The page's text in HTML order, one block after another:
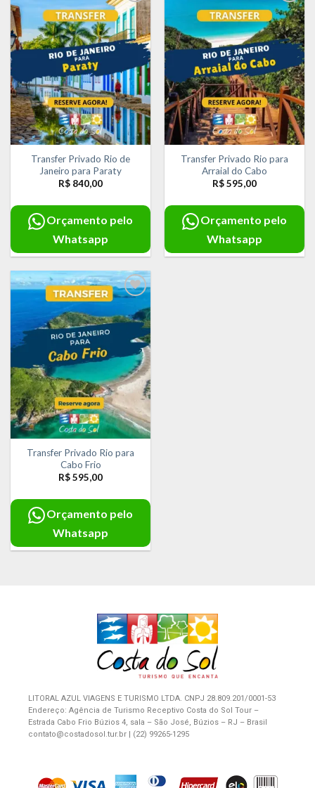
Adicionar
aos meus
Transfer Privado Rio de
Janeiro para Paraty
R$ 840,00
Orçamento pelo
Whatsapp
Adicionar
aos meus
desejos
Transfer Privado Rio para
Arraial do Cabo
R$595,00
Orçamento pelo
Whatsapp
Adicionar
aos meus
desejos
Transfer Privado Rio para
Cabo Frio
R$595,00
Orçamento pelo
Whatsapp
LITORAL AZUL VIAGENS E TURISMO LTDA. CNPJ 28.809.201/0001-53
Endereço: Agência de Turismo Receptivo Costa do Sol Tour –
Estrada Cabo Frio Búzios 4, sala – São José, Búzios – RJ – Brasil
contato@costadosol.tur.br | (22) 99265-1295